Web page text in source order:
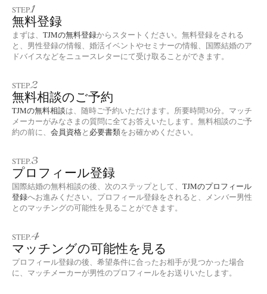
STEP.1
無料登録
まずは、 TJMの無料登録からスタートください。無料登録をされる
と、男性登録の情報、婚活イベントやセミナーの情報、国際結婚のア
ドバイスなどをニュースレターにて受け取ることができます。
STEP.2
無料相談のご予約
TJMの無料相談は、随時ご予約いただけます。所要時間30分。マッチ
メーカーがみなさまの質問に全てお答えいたします。無料相談のご予
約の前に、 会員資格と 必要書類をお確かめください。
STEP.3
プロフィール登録
国際結婚の無料相談の後、次のステップとして、 TJMのプロフィール
登録へお進みください。プロフィール登録をされると、メンバー男性
とのマッチングの可能性を見ることができます。
STEP.4
マッチングの可能性を見る
プロフィール登録の後、希望条件に合ったお相手が見つかった場合
に、マッチメーカーが男性のプロフィールをお送りいたします。